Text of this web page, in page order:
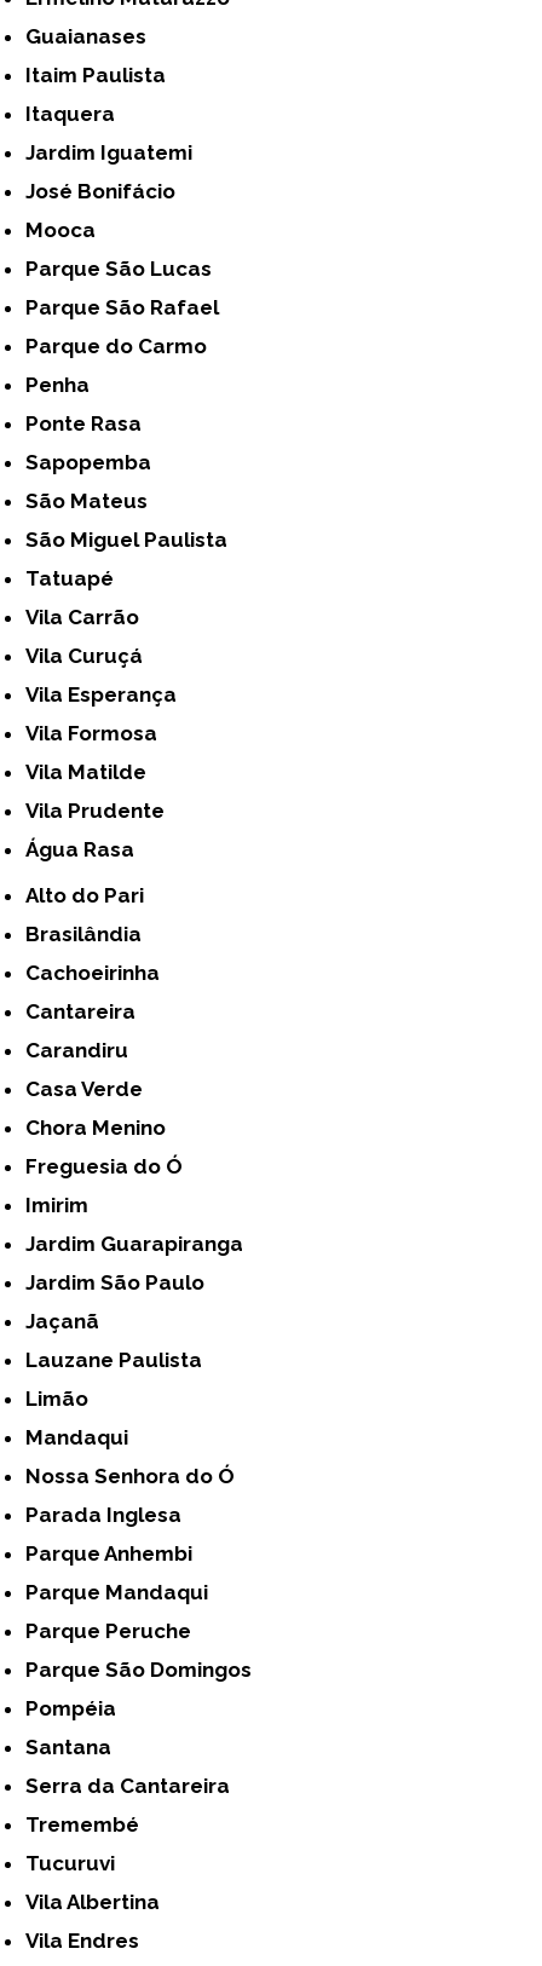
Guaianases
Itaim Paulista
Itaquera
Jardim Iguatemi
José Bonifácio
Mooca
Parque São Lucas
Parque São Rafael
Parque do Carmo
Penha
Ponte Rasa
Sapopemba
São Mateus
São Miguel Paulista
Tatuapé
Vila Carrão
Vila Curuçá
Vila Esperança
Vila Formosa
Vila Matilde
Vila Prudente
Água Rasa
Alto do Pari
Brasilândia
Cachoeirinha
Cantareira
Carandiru
Casa Verde
Chora Menino
Freguesia do Ó
Imirim
Jardim Guarapiranga
Jardim São Paulo
Jaçanã
Lauzane Paulista
Limão
Mandaqui
Nossa Senhora do Ó
Parada Inglesa
Parque Anhembi
Parque Mandaqui
Parque Peruche
Parque São Domingos
Pompéia
Santana
Serra da Cantareira
Tremembé
Tucuruvi
Vila Albertina
Vila Endres